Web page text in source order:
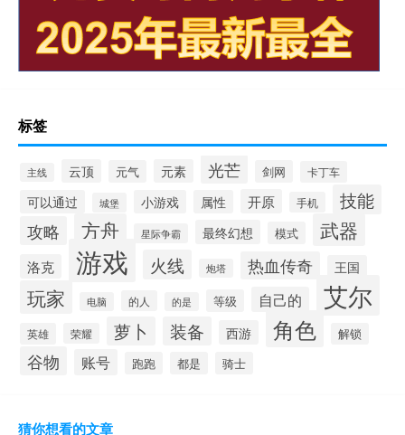
标签
主线 云顶 元气 元素 光芒 剑网 卡丁车
可以通过 城堡 小游戏 属性 开原 手机 技能
攻略 方舟 星际争霸 最终幻想 模式 武器
洛克 游戏 火线 炮塔 热血传奇 王国
玩家 电脑 的人 的是 等级 自己的 艾尔
英雄 荣耀 萝卜 装备 西游 角色 解锁
谷物 账号 跑跑 都是 骑士
猜你想看的文章